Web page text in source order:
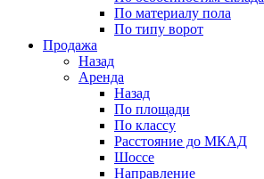
По материалу пола
По типу ворот
Продажа
Назад
Аренда
Назад
По площади
По классу
Расстояние до МКАД
Шоссе
Направление